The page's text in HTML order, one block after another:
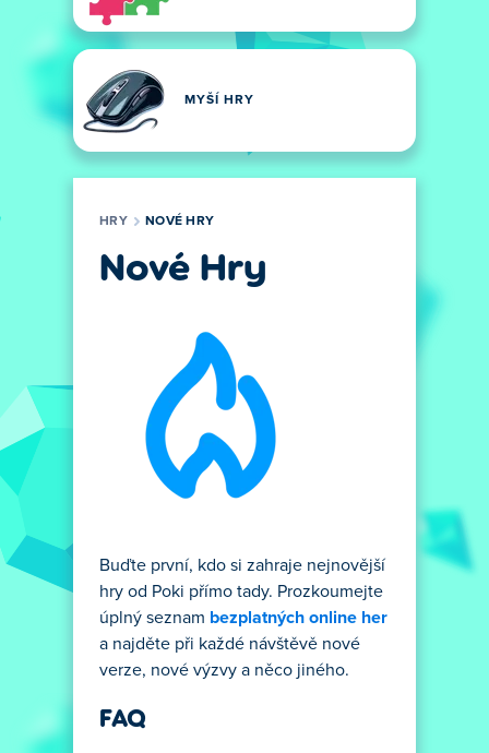
MYŠÍ HRY
HRY NOVÉ HRY
Nové Hry
Buďte první, kdo si zahraje nejnovější
hry od Poki přímo tady. Prozkoumejte
úplný seznam bezplatných online her
a najděte při každé návštěvě nové
verze, nové výzvy a něco jiného.
FAQ